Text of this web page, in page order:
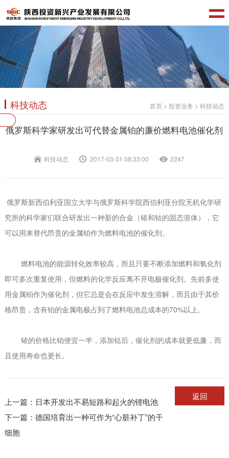
科技动态 首页 >投资业务 >科技动态
俄罗斯科学家研发出可代替金属铂的廉价燃料电池催化剂
科技动态 2017-03-31 08:33:00 2247
俄罗斯新西伯利亚国立大学与俄罗斯科学院西伯利亚分院无机化学研
究所的科学家们联合研发出一种新的合金（铱和钴的固态溶体），它
可以用来替代昂贵的金属铂作为燃料电池的催化剂。
燃料电池的能源转化效率较高，而且只要不断添加燃料和氧化剂
即可多次重复使用，但燃料的化学反应离不开电极催化剂。先前多使
用金属铂作为催化剂，但它总是会在反应中发生溶解，而且由于其价
格昂贵，含有铂的金属电极占到了燃料电池总成本的70%以上。
铱的价格比铂便宜一半，添加钴后，催化剂的成本就更低廉，而
且使用寿命也更长。
上一篇： 日本开发出不易短路和起火的锂电池
下一篇： 德国培育出一种可作为“心脏补丁”的干
细胞
返回